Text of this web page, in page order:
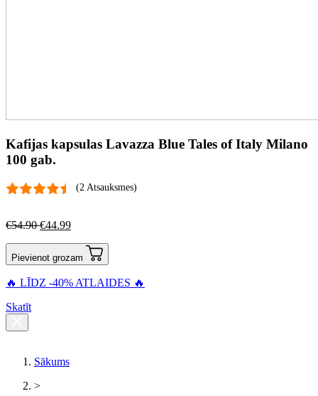
Kafijas kapsulas Lavazza Blue Tales of Italy Milano
100 gab.
(2 Atsauksmes)
€54.90 €44.99
Pievienot grozam
🔥 LĪDZ -40% ATLAIDES 🔥
Skatīt
Sākums
>